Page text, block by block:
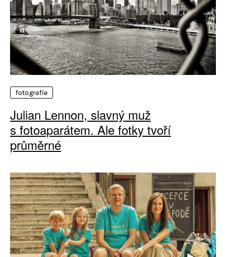
fotografie
Julian Lennon, slavný muž
s fotoaparátem. Ale fotky tvoří
průměrné